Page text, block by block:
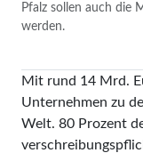
Pfalz sollen auch die
werden.
Mit rund 14 Mrd.
Unternehmen zu
Welt. 80 Prozent